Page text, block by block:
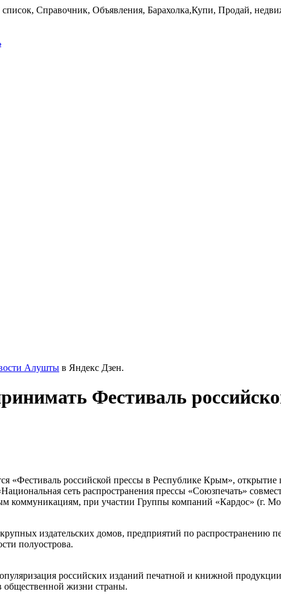
Алушты в Яндекс Дзен.
Фестиваль
«Фестиваль российской прессы в Республике Крым»,
сеть распространения прессы «Союзпечать»
коммуникациям, при участии Группы компаний «Кардос» (г.
издательских домов, предприятий по распространению
полуострова.
российских изданий печатной и книжной
общественной жизни страны.